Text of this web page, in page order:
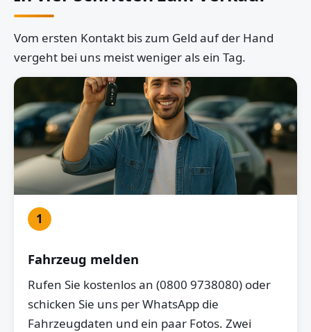
Vom ersten Kontakt bis zum Geld auf der Hand
vergeht bei uns meist weniger als ein Tag.
1
Fahrzeug melden
Rufen Sie kostenlos an (0800 9738080) oder
schicken Sie uns per WhatsApp die
Fahrzeugdaten und ein paar Fotos. Zwei